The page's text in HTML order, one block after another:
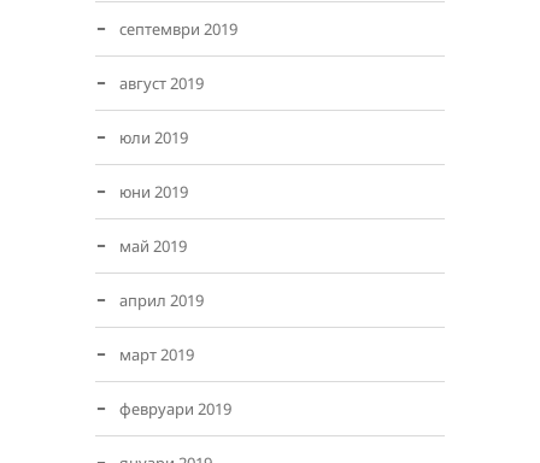
септември 2019
август 2019
юли 2019
юни 2019
май 2019
април 2019
март 2019
февруари 2019